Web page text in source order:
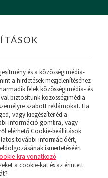
ÚJSZERŰ
és a közösségimédia-
a hirdetések megjelenítéséhez
felek közösségimédia- és
biztosítunk közösségimédia-
szabott reklámokat. Ha
vagy kiegészítenéd a
információ gombra, vagy
elérhető Cookie-beállítások
további információért,
ismertetéséért
kra vonatkozó
a cookie-kat és az érintett